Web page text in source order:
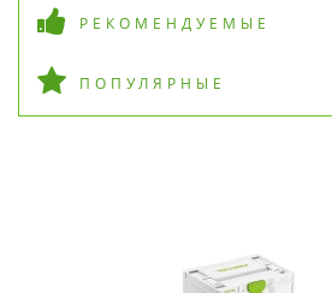
РЕКОМЕНДУЕМЫЕ
ПОПУЛЯРНЫЕ